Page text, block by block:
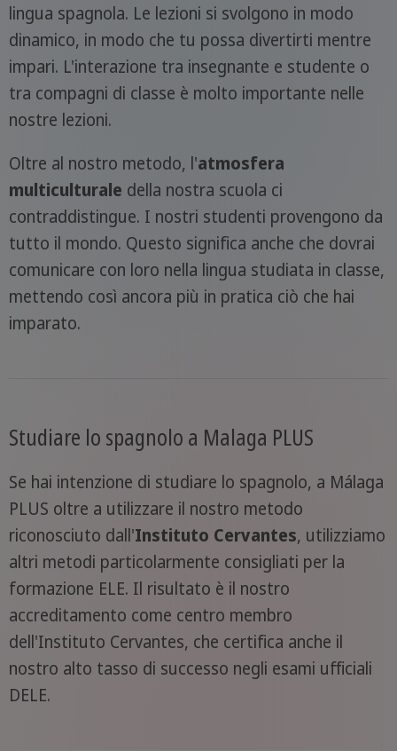
lingua spagnola. Le lezioni si svolgono in modo
dinamico, in modo che tu possa divertirti mentre
impari. L'interazione tra insegnante e studente o
tra compagni di classe è molto importante nelle
nostre lezioni.
Oltre al nostro metodo, l'atmosfera
multiculturale della nostra scuola ci
contraddistingue. I nostri studenti provengono da
tutto il mondo. Questo significa anche che dovrai
comunicare con loro nella lingua studiata in classe,
mettendo così ancora più in pratica ciò che hai
imparato.
Studiare lo spagnolo a Malaga PLUS
Se hai intenzione di studiare lo spagnolo, a Málaga
PLUS oltre a utilizzare il nostro metodo
riconosciuto dall'Instituto Cervantes, utilizziamo
altri metodi particolarmente consigliati per la
formazione ELE. Il risultato è il nostro
accreditamento come centro membro
dell'Instituto Cervantes, che certifica anche il
nostro alto tasso di successo negli esami ufficiali
DELE.